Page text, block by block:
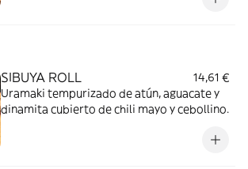
SIBUYA ROLL
14,61 €
Uramaki tempurizado de atún, aguacate y
dinamita cubierto de chili mayo y cebollino.